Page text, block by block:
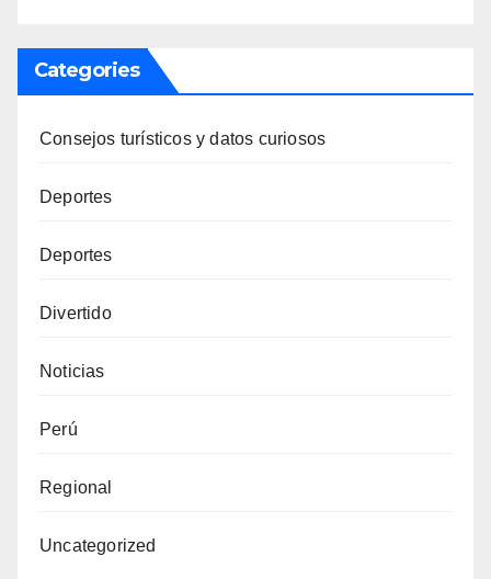
Categories
Consejos turísticos y datos curiosos
Deportes
Deportes
Divertido
Noticias
Perú
Regional
Uncategorized